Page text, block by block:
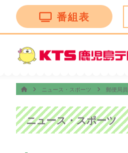
番組表
ーニーズテレビショッピング
ニュース・スポーツ 郵便局
ニュース・スポーツ